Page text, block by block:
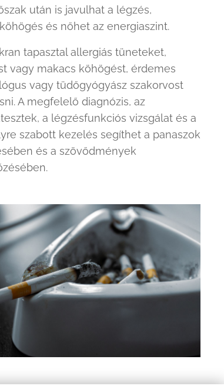
után is javulhat a légzés,
és nőhet az energiaszint.
tapasztal allergiás tüneteket,
vagy makacs köhögést, érdemes
vagy tüdőgyógyász szakorvost
A megfelelő diagnózis, az
a légzésfunkciós vizsgálat és a
szabott kezelés segíthet a panaszok
és a szövődmények